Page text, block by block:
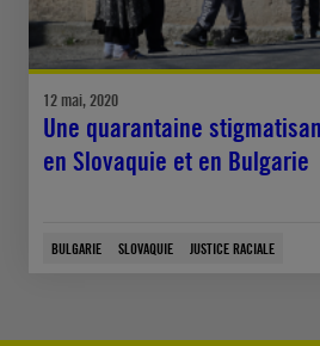
12 mai, 2020
Une quarantaine
en Slovaquie et en Bulgarie
BULGARIE SLOVAQUIE JUSTICE RACIALE